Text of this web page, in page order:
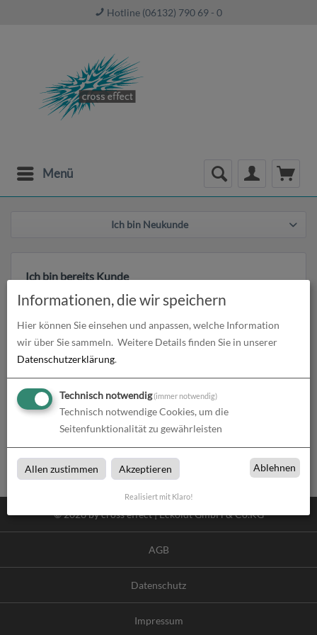
Hotline (06132) 790 69 - 0
Menü
Ich bin Neukunde
Ich bin bereits Kunde
Passwort vergessen?
Anmelden
© 2026 by cross effect | Eckoldt GmbH & Co.KG
AGB
Datenschutz
Impressum
Informationen, die wir speichern
Hier können Sie einsehen und anpassen, welche Information
wir über Sie sammeln. Weitere Details finden Sie in unserer
Datenschutzerklärung.
Technisch notwendig(immer notwendig)
Technisch notwendige Cookies, um die
Seitenfunktionalität zu gewährleisten
Allen zustimmen Akzeptieren Ablehnen
Realisiert mit Klaro!